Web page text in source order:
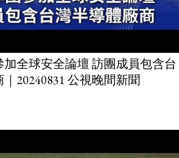
全球安全論壇 訪團成員包含台
20240831 公視晚間新聞